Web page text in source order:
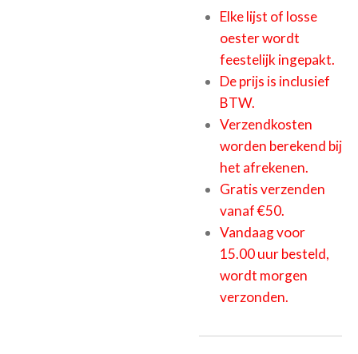
Elke lijst of losse
oester wordt
feestelijk ingepakt.
De prijs is inclusief
BTW.
Verzendkosten
worden berekend bij
het afrekenen.
Gratis verzenden
vanaf €50.
Vandaag voor
15.00 uur besteld,
wordt morgen
verzonden.